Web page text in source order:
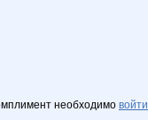
необходимо войти